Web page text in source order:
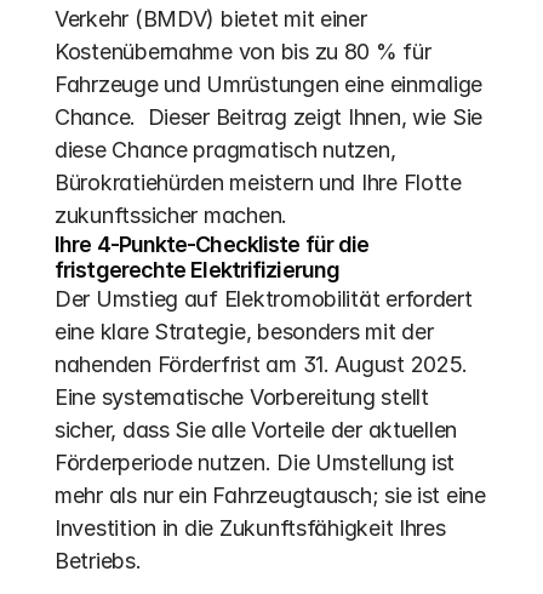
Verkehr (BMDV) bietet mit einer
Kostenübernahme von bis zu 80 % für
Fahrzeuge und Umrüstungen eine einmalige
Chance.  Dieser Beitrag zeigt Ihnen, wie Sie
diese Chance pragmatisch nutzen,
Bürokratiehürden meistern und Ihre Flotte
zukunftssicher machen.
Ihre 4-Punkte-Checkliste für die
fristgerechte Elektrifizierung
Der Umstieg auf Elektromobilität erfordert
eine klare Strategie, besonders mit der
nahenden Förderfrist am 31. August 2025.
Eine systematische Vorbereitung stellt
sicher, dass Sie alle Vorteile der aktuellen
Förderperiode nutzen. Die Umstellung ist
mehr als nur ein Fahrzeugtausch; sie ist eine
Investition in die Zukunftsfähigkeit Ihres
Betriebs.